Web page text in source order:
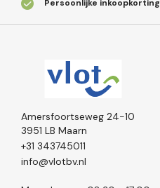
Persoonlijke inkoopkorting
Amersfoortseweg 24-10
3951 LB Maarn
+31 343745011
info@vlotbv.nl